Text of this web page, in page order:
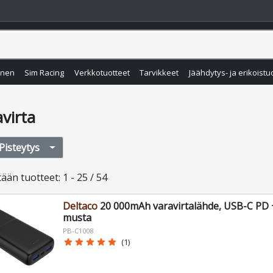
Sim Racing Verkkotuotteet Tarvikkeet Jäähdytys- ja
Pisteytys
tuotteet: 1 - 25 / 54
Deltaco20 000mAh varavirtalähde, USB-C PD
musta
PB-C1008
star star star star star (1)